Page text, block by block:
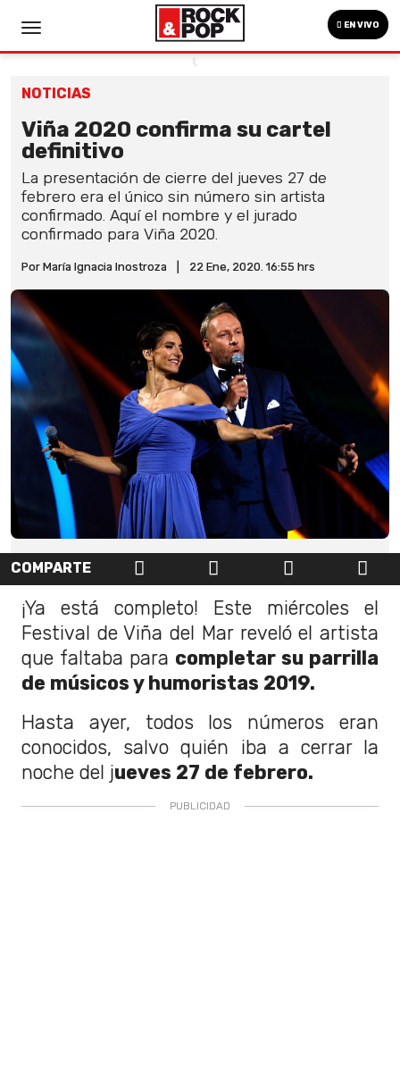
EN VIVO
NOTICIAS
Viña 2020 confirma su cartel
definitivo
La presentación de cierre del jueves 27 de
febrero era el único sin número sin artista
confirmado. Aquí el nombre y el jurado
confirmado para Viña 2020.
Por María Ignacia Inostroza 22 Ene, 2020. 16:55 hrs
COMPARTE
¡Ya está completo! Este miércoles el
Festival de Viña del Mar reveló el artista
que faltaba para completar su parrilla
de músicos y humoristas 2019.
Hasta ayer, todos los números eran
conocidos, salvo quién iba a cerrar la
noche del jueves 27 de febrero.